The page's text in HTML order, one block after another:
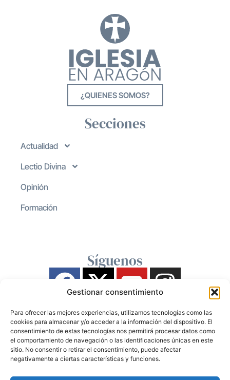
Gestionar consentimiento
Para ofrecer las mejores experiencias, utilizamos tecnologías como las
cookies para almacenar y/o acceder a la información del dispositivo. El
consentimiento de estas tecnologías nos permitirá procesar datos como
el comportamiento de navegación o las identificaciones únicas en este
sitio. No consentir o retirar el consentimiento, puede afectar
negativamente a ciertas características y funciones.
¿QUIENES SOMOS?
Secciones
Actualidad
Lectio Divina
Opinión
Formación
Síguenos